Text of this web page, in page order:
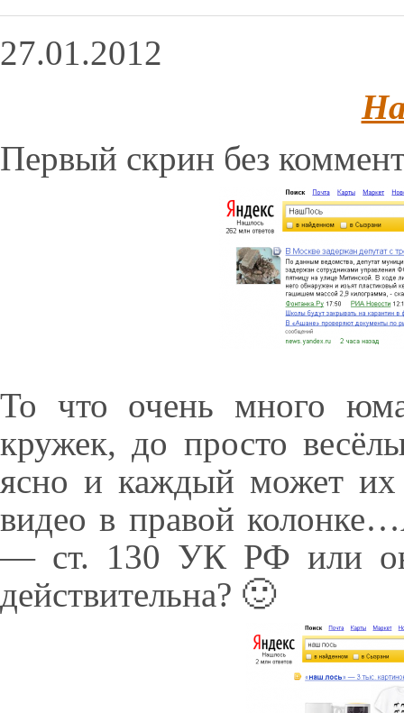
27.01.2012
Первый скрин без
То что очень много
кружек, до просто
ясно и каждый может их
видео в правой
— ст. 130 УК РФ или
действительна? 🙂